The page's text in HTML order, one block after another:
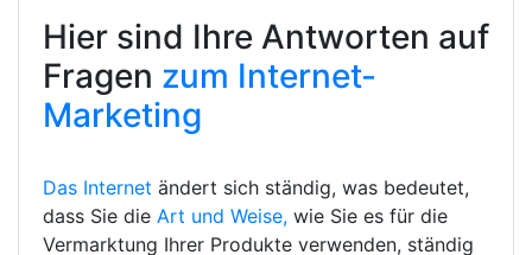
Hier sind Ihre Antworten auf
Fragen zum Internet-
Marketing
Das Internet ändert sich ständig, was bedeutet,
dass Sie die Art und Weise, wie Sie es für die
Vermarktung Ihrer Produkte verwenden, ständig